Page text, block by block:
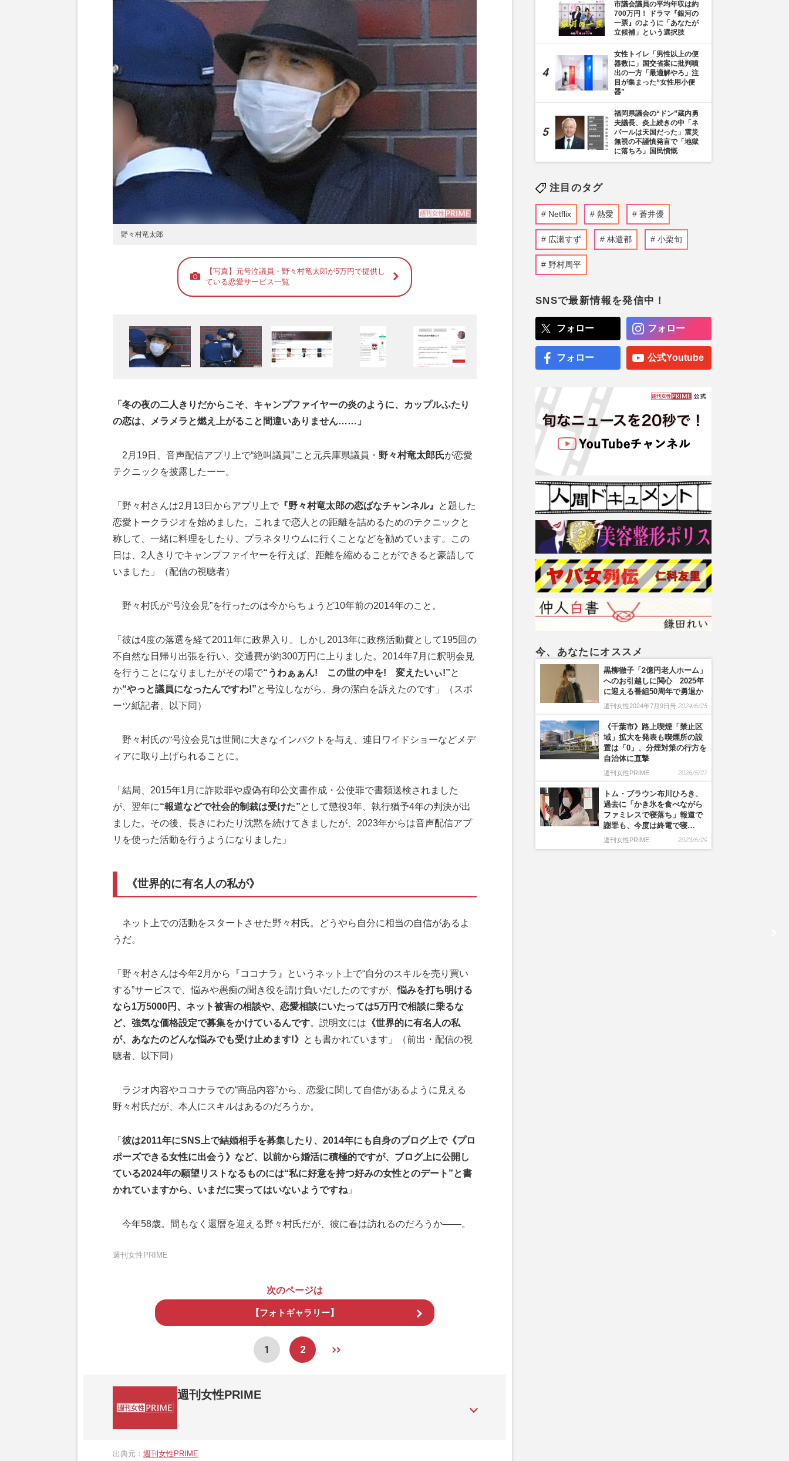
野々村竜太郎
【写真】元号泣議員・野々村竜太郎が5万円で提供し
ている恋愛サービス一覧
「冬の夜の二人きりだからこそ、キャンプファイヤーの炎のように、カップルふたり
の恋は、メラメラと燃え上がること間違いありません……」
2月19日、音声配信アプリ上で“絶叫議員”こと元兵庫県議員・ 野々村竜太郎氏が恋愛
テクニックを披露したーー。
「野々村さんは2月13日からアプリ上で 『野々村竜太郎の恋ばなチャンネル』
と題した
恋愛トークラジオを始めました。これまで恋人との距離を詰めるためのテクニックと
称して、一緒に料理をしたり、プラネタリウムに行くことなどを勧めています。この
日は、2人きりでキャンプファイヤーを行えば、距離を縮めることができると豪語して
いました」（配信の視聴者）
野々村氏が“号泣会見”を行ったのは今からちょうど10年前の2014年のこと。
「彼は4度の落選を経て2011年に政界入り。しかし2013年に政務活動費として195回の
不自然な日帰り出張を行い、交通費が約300万円に上りました。2014年7月に釈明会見
を行うことになりましたがその場で“うわぁぁん! この世の中を! 変えたいぃ!”と
か“やっと議員になったんですわ!”と号泣しながら、身の潔白を訴えたのです」（スポ
ーツ紙記者、以下同）
野々村氏の“号泣会見”は世間に大きなインパクトを与え、連日ワイドショーなどメデ
ィアに取り上げられることに。
「結局、2015年1月に詐欺罪や虚偽有印公文書作成・公使罪で書類送検されました
が、翌年に“報道などで社会的制裁は受けた”として懲役3年、執行猶予4年の判決が出
ました。その後、長きにわたり沈黙を続けてきましたが、2023年からは音声配信アプ
リを使った活動を行うようになりました」
《世界的に有名人の私が》
ネット上での活動をスタートさせた野々村氏。どうやら自分に相当の自信があるよ
うだ。
「野々村さんは今年2月から『ココナラ』というネット上で“自分のスキルを売り買い
する”サービスで、悩みや愚痴の聞き役を請け負いだしたのですが、悩みを打ち明ける
なら1万5000円、ネット被害の相談や、恋愛相談にいたっては5万円で相談に乗るな
ど、強気な価格設定で募集をかけているんです。説明文には 《世界的に有名人の私
が、あなたのどんな悩みでも受け止めます!》 とも書かれています」（前出・配信の視
聴者、以下同）
ラジオ内容やココナラでの“商品内容”から、恋愛に関して自信があるように見える
野々村氏だが、本人にスキルはあるのだろうか。
「 彼は2011年にSNS上で結婚相手を募集したり、2014年にも自身のブログ上で《プロ
ポーズできる女性に出会う》など、以前から婚活に積極的ですが、ブログ上に公開し
ている2024年の願望リストなるものには“私に好意を持つ好みの女性とのデート”と書
かれていますから、いまだに実ってはいないようですね 」
今年58歳。間もなく還暦を迎える野々村氏だが、彼に春は訪れるのだろうか――。
週刊女性PRIME
次のページは
【フォトギャラリー】
1 2
週刊女性PRIME
か、女性週刊誌『週刊女性』の誌面に掲載された記事から、インターネット利用者層にとって特に関心の
出典元： 週刊女性PRIME
市議会議員の平均年収は約
700万円！ ドラマ『銀河の
一票』のように「あなたが
立候補」という選択肢
女性トイレ「男性以上の便
器数に」国交省案に批判噴
出の一方「最適解やろ」注
目が集まった“女性用小便
器”
福岡県議会の“ドン”蔵内勇
夫議長、炎上続きの中「ネ
パールは天国だった」震災
無視の不謹慎発言で「地獄
に落ちろ」国民憤慨
注目のタグ
Netflix 熱愛 蒼井優
広瀬すず 林遣都 小栗旬
野村周平
SNSで最新情報を発信中！
フォロー フォロー
フォロー 公式Youtube
今、あなたにオススメ
黒柳徹子「2億円老人ホーム」
へのお引越しに関心 2025年
に迎える番組50周年で勇退か
週刊女性2024年7月9日号 2024/6/25
《千葉市》路上喫煙「禁止区
域」拡大を発表も喫煙所の設
置は「0」、分煙対策の行方を
自治体に直撃
週刊女性PRIME 2026/5/27
トム・ブラウン布川ひろき、
過去に「かき氷を食べながら
ファミレスで寝落ち」報道で
謝罪も、今度は終電で寝…
週刊女性PRIME 2023/6/29